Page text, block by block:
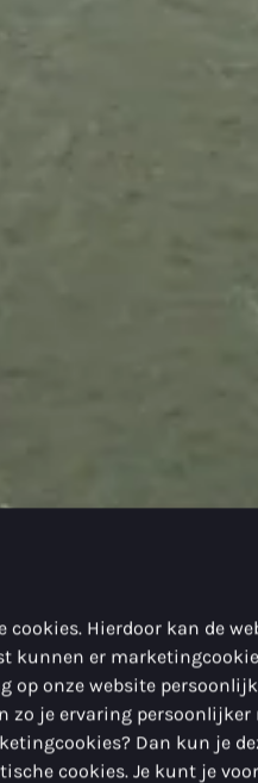
Hierdoor kan de
kunnen er
onze website
je ervaring persoonlijker
Dan kun je
cookies. Je kunt je